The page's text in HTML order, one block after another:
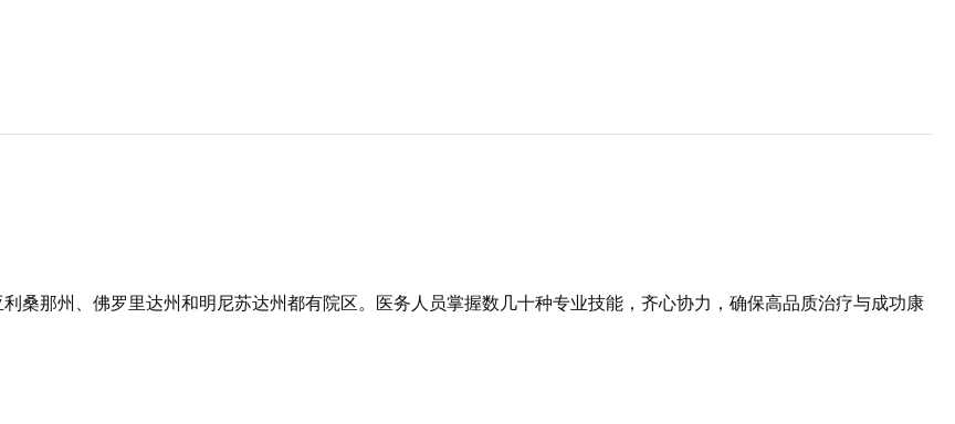
桑那州、佛罗里达州和明尼苏达州都有院区。医务人员掌握数几十种专业技能，齐心协力，确保高品质治疗与成功康